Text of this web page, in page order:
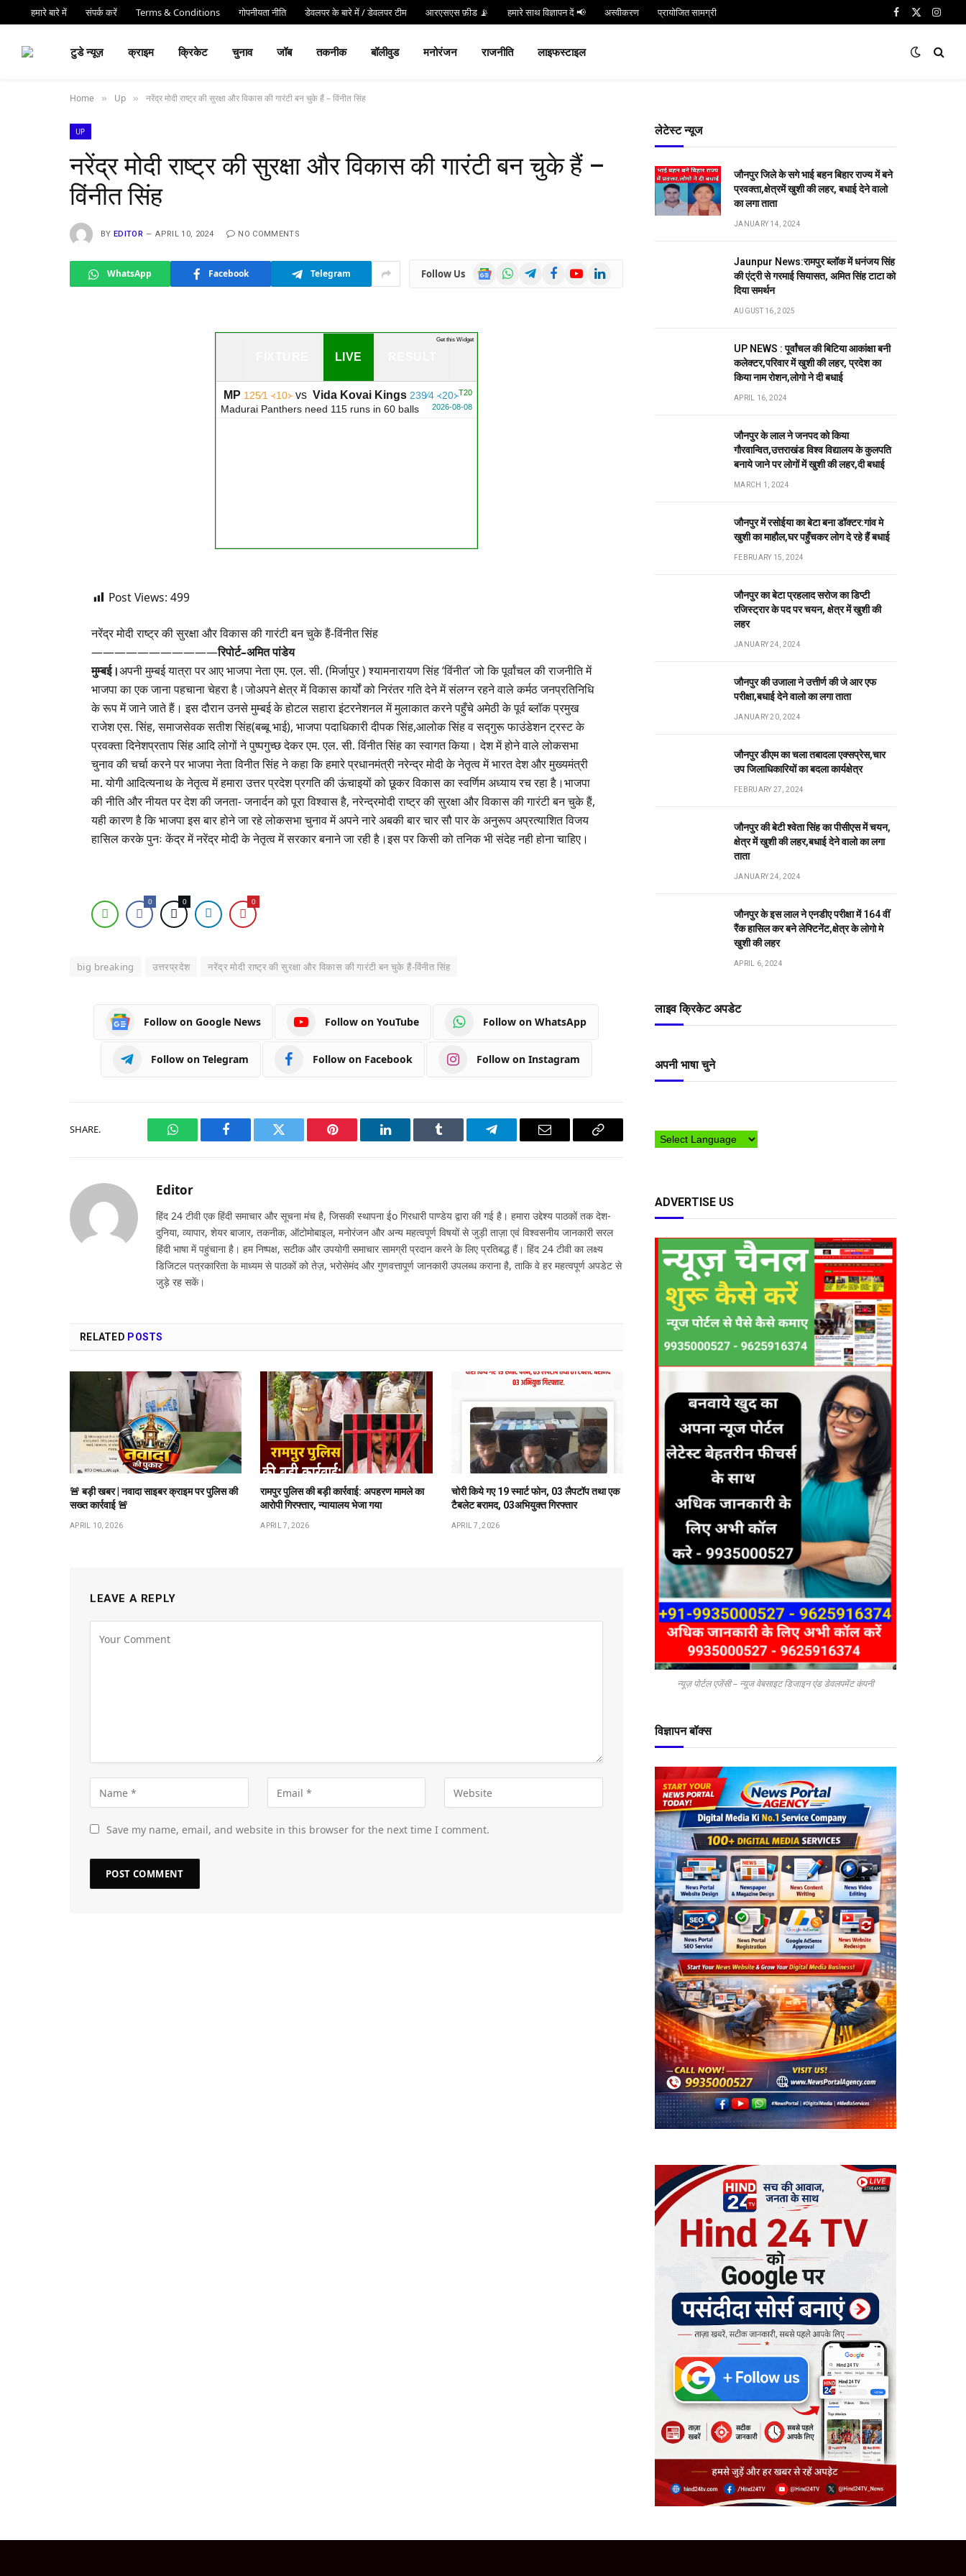
हमारे बारे में संपर्क करें Terms & Conditions गोपनीयता नीति डेवलपर के बारे में / डेवलपर टीम आरएसएस फ़ीड 📡 हमारे साथ विज्ञापन दें 📢 अस्वीकरण प्रायोजित सामग्री Facebook
X
टुडे न्यूज़ क्राइम क्रिकेट चुनाव जॉब तकनीक बॉलीवुड मनोरंजन राजनीति लाइफस्टाइल
Home » Up » नरेंद्र मोदी राष्ट्र की सुरक्षा और विकास की गारंटी बन चुके हैं – विंनीत सिंह
UP
नरेंद्र मोदी राष्ट्र की सुरक्षा और विकास की गारंटी बन चुके हैं –
विंनीत सिंह
BY EDITOR APRIL 10, 2024 NO COMMENTS
WhatsApp Facebook Telegram Follow Us
Google
News
WhatsAppTelegramFacebookYouTubeLinkedIn
LIVE
T20
MP 125∕1 ᚜10᚛vs Vida Kovai Kings 239∕4 ᚜20᚛
2026-08-08
Madurai Panthers need 115 runs in 60 balls
Get this Widget
Post Views: 499
नरेंद्र मोदी राष्ट्र की सुरक्षा और विकास की गारंटी बन चुके हैं-विंनीत सिंह
———————————रिपोर्ट–अमित पांडेय
मुम्बई।अपनी मुम्बई यात्रा पर आए भाजपा नेता एम. एल. सी. (मिर्जापुर ) श्यामनारायण सिंह ‘विंनीत’ जो कि पूर्वांचल की राजनीति में
भाजपा का एक जाना पहचाना चेहरा है।जोअपने क्षेत्र में विकास कार्यों को निरंतर गति देने में संलग्न रहने वाले कर्मठ जनप्रतिनिधि
के रूप में जाने जाते हैं। इस दौरान उनसे मुम्बई के होटल सहारा इंटरनेशनल में मुलाकात करने पहुँचे अमेठी के पूर्व ब्लॉक प्रमुख
राजेश एस. सिंह, समाजसेवक सतीश सिंह(बब्बू भाई), भाजपा पदाधिकारी दीपक सिंह,आलोक सिंह व सद्गुरू फाउंडेशन ट्रस्ट के
प्रवक्ता दिनेशप्रताप सिंह आदि लोगों ने पुष्पगुच्छ देकर एम. एल. सी. विंनीत सिंह का स्वागत किया। देश में होने वाले लोकसभा
चुनाव की चर्चा करने पर भाजपा नेता विनीत सिंह ने कहा कि हमारे प्रधानमंत्री नरेन्द्र मोदी के नेतृत्व में भारत देश और मुख्यमंत्री
मा. योगी आदित्यनाथ के नेतृत्व में हमारा उत्तर प्रदेश प्रगति की ऊंचाइयों को छूकर विकास का स्वर्णिम अध्याय रच रहा है।भाजपा
की नीति और नीयत पर देश की जनता- जनार्दन को पूरा विश्वास है, नरेन्द्रमोदी राष्ट्र की सुरक्षा और विकास की गारंटी बन चुके हैं,
यही कारण है कि भाजपा इस बार होने जा रहे लोकसभा चुनाव में अपने नारे अबकी बार चार सौ पार के अनुरूप अप्रत्याशित विजय
हासिल करके पुनः केंद्र में नरेंद्र मोदी के नेतृत्व में सरकार बनाने जा रही है।इस पर किसी को तनिक भी संदेह नही होना चाहिए।
0 0 0
big breaking उत्तरप्रदेश नरेंद्र मोदी राष्ट्र की सुरक्षा और विकास की गारंटी बन चुके हैं-विंनीत सिंह
Follow on Google News Follow on YouTube Follow on WhatsApp
Follow on Telegram Follow on Facebook Follow on Instagram
SHARE.
WhatsAppFacebook Twitter Pinterest LinkedIn Tumblr Telegram Email
Copy
Editor
हिंद 24 टीवी एक हिंदी समाचार और सूचना मंच है, जिसकी स्थापना ईo गिरधारी पाण्डेय द्वारा की गई है। हमारा उद्देश्य पाठकों तक देश-
दुनिया, व्यापार, शेयर बाजार, तकनीक, ऑटोमोबाइल, मनोरंजन और अन्य महत्वपूर्ण विषयों से जुड़ी ताज़ा एवं विश्वसनीय जानकारी सरल
हिंदी भाषा में पहुंचाना है। हम निष्पक्ष, सटीक और उपयोगी समाचार सामग्री प्रदान करने के लिए प्रतिबद्ध हैं। हिंद 24 टीवी का लक्ष्य
डिजिटल पत्रकारिता के माध्यम से पाठकों को तेज़, भरोसेमंद और गुणवत्तापूर्ण जानकारी उपलब्ध कराना है, ताकि वे हर महत्वपूर्ण अपडेट से
जुड़े रह सकें।
RELATED POSTS
🚨 बड़ी खबर | नवादा साइबर क्राइम पर पुलिस की
सख्त कार्रवाई 🚨
APRIL 10, 2026
रामपुर पुलिस की बड़ी कार्रवाई: अपहरण मामले का
आरोपी गिरफ्तार, न्यायालय भेजा गया
APRIL 7, 2026
चोरी किये गए 19 स्मार्ट फोन, 03 लैपटॉप तथा एक
टैबलेट बरामद, 03अभियुक्त गिरफ्तार
APRIL 7, 2026
LEAVE A REPLY
Save my name, email, and website in this browser for the next time I comment.
लेटेस्ट न्यूज
जौनपुर जिले के सगे भाई बहन बिहार राज्य में बने
प्रवक्ता,क्षेत्रमें खुशी की लहर, बधाई देने वालो
का लगा ताता
JANUARY 14, 2024
Jaunpur News:रामपुर ब्लॉक में धनंजय सिंह
की एंट्री से गरमाई सियासत, अमित सिंह टाटा को
दिया समर्थन
AUGUST 16, 2025
UP NEWS : पूर्वांचल की बिटिया आकांक्षा बनी
कलेक्टर,परिवार में खुशी की लहर, प्रदेश का
किया नाम रोशन,लोगो ने दी बधाई
APRIL 16, 2024
जौनपुर के लाल ने जनपद को किया
गौरवान्वित,उत्तराखंड विश्व विद्यालय के कुलपति
बनाये जाने पर लोगों में खुशी की लहर,दी बधाई
MARCH 1, 2024
जौनपुर में रसोईया का बेटा बना डॉक्टर:गांव मे
खुशी का माहौल,घर पहुँचकर लोग दे रहे हैं बधाई
FEBRUARY 15, 2024
जौनपुर का बेटा प्रहलाद सरोज का डिप्टी
रजिस्ट्रार के पद पर चयन, क्षेत्र में खुशी की
लहर
JANUARY 24, 2024
जौनपुर की उजाला ने उत्तीर्ण की जे आर एफ
परीक्षा,बधाई देने वालो का लगा ताता
JANUARY 20, 2024
जौनपुर डीएम का चला तबादला एक्सप्रेस,चार
उप जिलाधिकारियों का बदला कार्यक्षेत्र
FEBRUARY 27, 2024
जौनपुर की बेटी श्वेता सिंह का पीसीएस में चयन,
क्षेत्र में खुशी की लहर,बधाई देने वालो का लगा
ताता
JANUARY 24, 2024
जौनपुर के इस लाल ने एनडीए परीक्षा में 164 वीं
रैंक हासिल कर बने लेफ्टिनेंट,क्षेत्र के लोगो मे
खुशी की लहर
APRIL 6, 2024
लाइव क्रिकेट अपडेट
अपनी भाषा चुने
ADVERTISE US
न्यूज़ पोर्टल एजेंसी – न्यूज वेबसाइट डिजाइन एंड डेवलपमेंट कंपनी
विज्ञापन बॉक्स
⏰ देर न करेंHind 24 TV App डाउनलोड करें और पाएं Live Breaking News!